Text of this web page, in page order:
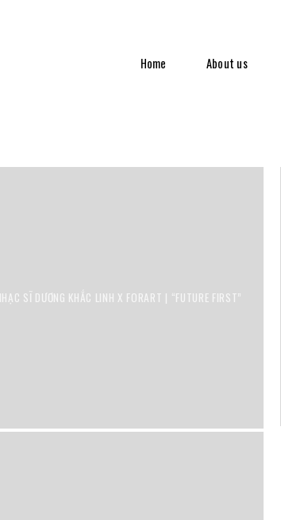
Home About us
SĨ DƯƠNG KHẮC LINH X FORART | “FUTURE FIRST”